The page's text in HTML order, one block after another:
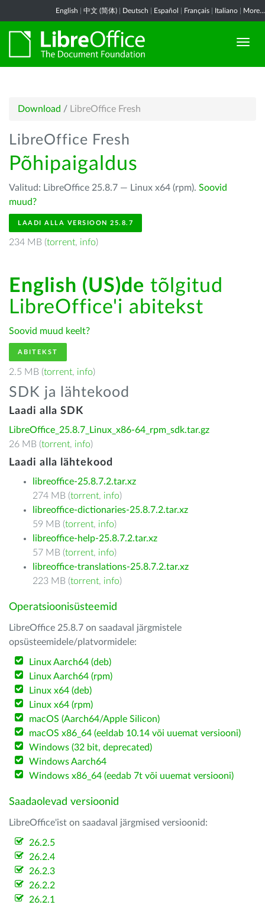
English 中文 (简体) Deutsch Español Français Italiano More...
Download / LibreOffice Fresh
LibreOffice Fresh
Põhipaigaldus
Valitud: LibreOffice 25.8.7 — Linux x64 (rpm). Soovid
muud?
LAADI ALLA VERSIOON 25.8.7
234 MB (torrent, info)
English (US)de tõlgitud
LibreOffice'i abitekst
Soovid muud keelt?
ABITEKST
2.5 MB (torrent, info)
SDK ja lähtekood
Laadi alla SDK
LibreOffice_25.8.7_Linux_x86-64_rpm_sdk.tar.gz
26 MB (torrent, info)
Laadi alla lähtekood
libreoffice-25.8.7.2.tar.xz
274 MB (torrent, info)
libreoffice-dictionaries-25.8.7.2.tar.xz
59 MB (torrent, info)
libreoffice-help-25.8.7.2.tar.xz
57 MB (torrent, info)
libreoffice-translations-25.8.7.2.tar.xz
223 MB (torrent, info)
Operatsioonisüsteemid
LibreOffice 25.8.7 on saadaval järgmistele
opsüsteemidele/platvormidele:
Linux Aarch64 (deb)
Linux Aarch64 (rpm)
Linux x64 (deb)
Linux x64 (rpm)
macOS (Aarch64/Apple Silicon)
macOS x86_64 (eeldab 10.14 või uuemat versiooni)
Windows (32 bit, deprecated)
Windows Aarch64
Windows x86_64 (eedab 7t või uuemat versiooni)
Saadaolevad versioonid
LibreOffice'ist on saadaval järgmised versioonid:
26.2.5
26.2.4
26.2.3
26.2.2
26.2.1